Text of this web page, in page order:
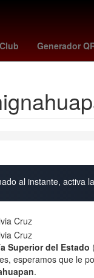
Club Generador
de Juárez Hernán
al instante, activa
Superior del Estado (
esperamos que le
.